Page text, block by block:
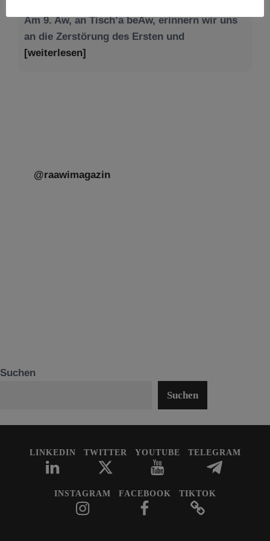
@raawimagazin
Suchen
Suchen
LINKEDIN TWITTER YOUTUBE TELEGRAM
INSTAGRAM FACEBOOK TIKTOK